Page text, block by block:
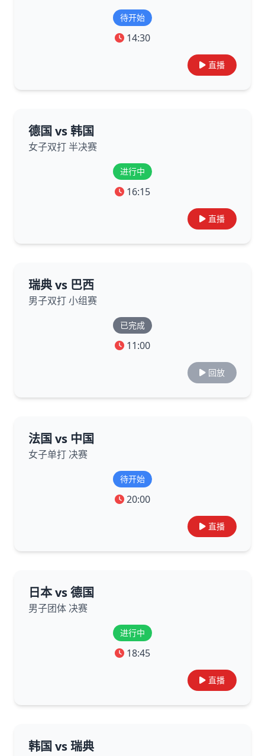
待开始
14:30
直播
德国 vs 韩国
女子双打 半决赛
进行中
16:15
直播
瑞典 vs 巴西
男子双打 小组赛
已完成
11:00
回放
法国 vs 中国
女子单打 决赛
待开始
20:00
直播
日本 vs 德国
男子团体 决赛
进行中
18:45
直播
韩国 vs 瑞典